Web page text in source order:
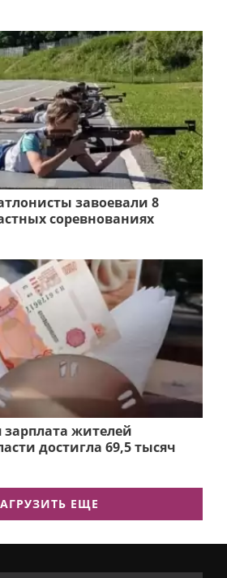
завоевали 8
соревнованиях
зарплата жителей
достигла 69,5 тысяч
ЕЩЕ